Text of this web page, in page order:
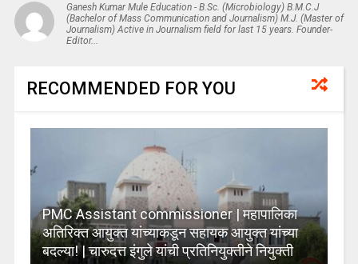
Ganesh Kumar Mule Education - B.Sc. (Microbiology) B.M.C.J
(Bachelor of Mass Communication and Journalism) M.J. (Master of
Journalism) Active in Journalism field for last 15 years. Founder-
Editor...
RECOMMENDED FOR YOU
PMC Assistant commissioner | महापालिका
अतिरिक्त आयुक्त यांच्याकडून सहायक आयुक्त यांच्या
बदल्या! | चारुदत्त इंगुले यांची प्रतिनियुक्तीने नियुक्ती